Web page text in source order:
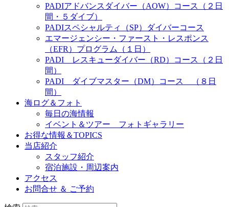
PADIアドバンスダイバー（AOW）コース（２日
間・５ダイブ）
PADIスペシャルティ（SP）ダイバーコース
エマージェンシー・ファースト・レスポンス
（EFR）プログラム（１日）
PADI レスキューダイバー（RD）コース（２日
間）
PADI ダイブマスター（DM）コース （８日
間）
海ログ＆フォト
毎日の海情報
イベント＆ツアー フォトギャラリー
お得な情報＆TOPICS
当店紹介
スタッフ紹介
宿泊施設・周辺案内
アクセス
お問合せ ＆ ご予約